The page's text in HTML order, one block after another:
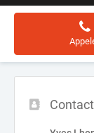
Contact